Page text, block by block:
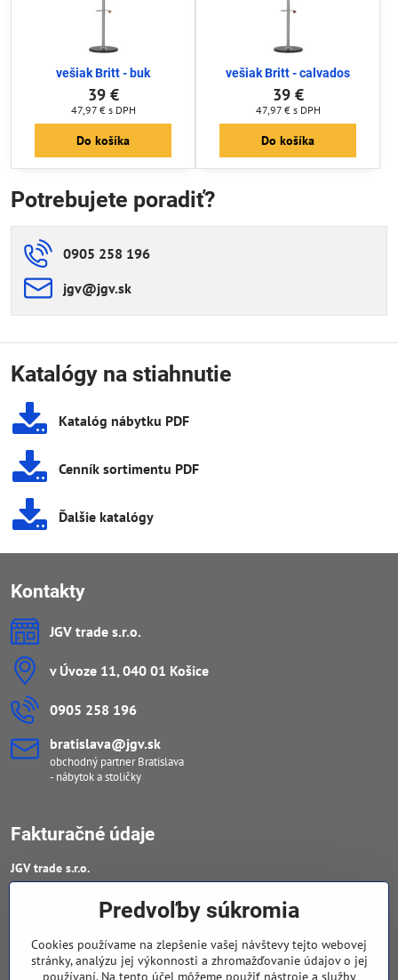
vešiak Britt - buk
39 €
47,97 € s DPH
Do košíka
vešiak Britt - calvados
39 €
47,97 € s DPH
Do košíka
Potrebujete poradiť?
0905 258 196
jgv​@jgv​.sk
Katalógy na stiahnutie
Katalóg nábytku PDF
Cenník sortimentu PDF
Ďalšie katalógy
Kontakty
JGV trade s​.r​.o​.
v Úvoze 11, 040 01 Košice
0905 258 196
bratislava​@jgv​.sk
obchodný partner Bratislava
- nábytok a stoličky
Fakturačné údaje
JGV trade s​.r​.o​.
DIČ : 20223652906
IČ DPH : SK 2023652906
Predvoľby súkromia
Cookies používame na zlepšenie vašej návštevy tejto webovej
stránky, analýzu jej výkonnosti a zhromažďovanie údajov o jej
používaní. Na tento účel môžeme použiť nástroje a služby